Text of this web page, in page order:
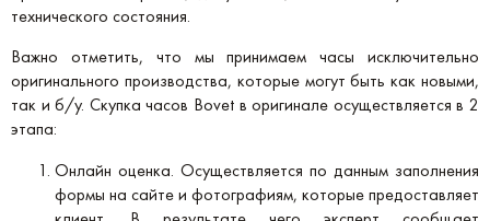
технического состояния.
Важно отметить, что мы принимаем часы исключительно
оригинального производства, которые могут быть как новыми,
так и б/у. Скупка часов Bovet в оригинале осуществляется в 2
этапа:
Онлайн оценка. Осуществляется по данным заполнения
формы на сайте и фотографиям, которые предоставляет